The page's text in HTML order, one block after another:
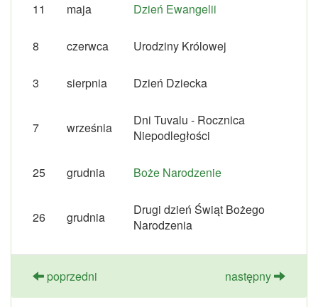
11 maja Dzień Ewangelii
8 czerwca Urodziny Królowej
3 sierpnia Dzień Dziecka
7 września
Dni Tuvalu - Rocznica
Niepodległości
25 grudnia Boże Narodzenie
26 grudnia
Drugi dzień Świąt Bożego
Narodzenia
poprzedni następny